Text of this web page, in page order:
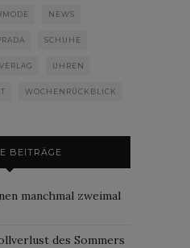
NEWS
SCHUHE
UHREN
WOCHENRÜCKBLICK
BEITRÄGE
manchmal zweimal
des Sommers